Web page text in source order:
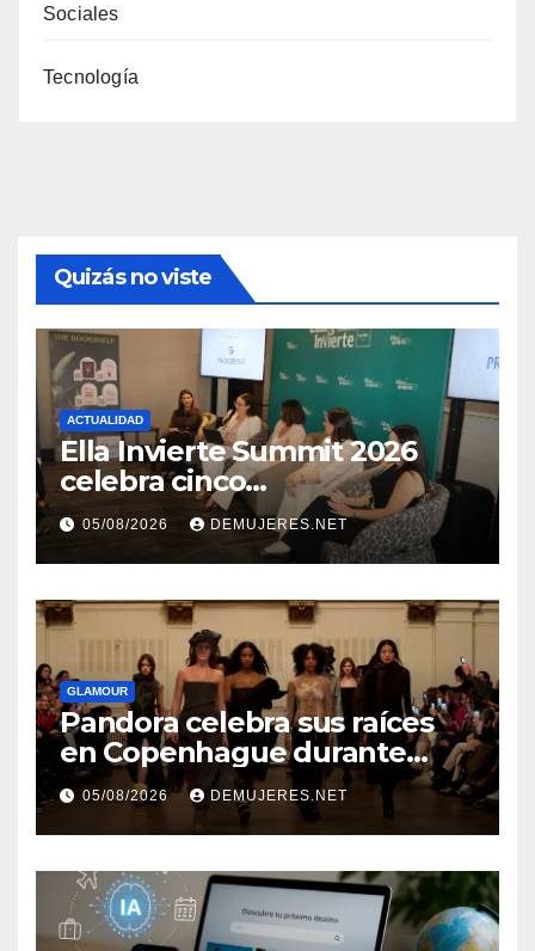
Sociales
Tecnología
Quizás no viste
ACTUALIDAD
Ella Invierte Summit 2026
celebra cinco
añosimpulsando a las
mujeres a construir su
independencia financiera
05/08/2026 DEMUJERES.NET
GLAMOUR
Pandora celebra sus raíces
en Copenhague durante
Copenhagen Fashion Week a
través de alianzas creativas
05/08/2026 DEMUJERES.NET